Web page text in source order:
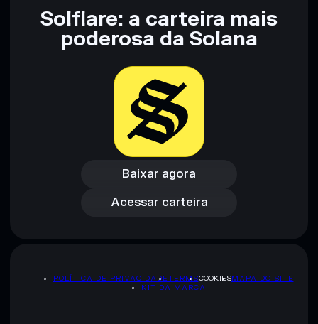
Solflare: a carteira mais
poderosa da Solana
Baixar agora
Baixar agora
Acessar carteira
Acessar carteira
POLÍTICA DE PRIVACIDADETERMSCOOKIESMAPA DO SITE
KIT DA MARCA